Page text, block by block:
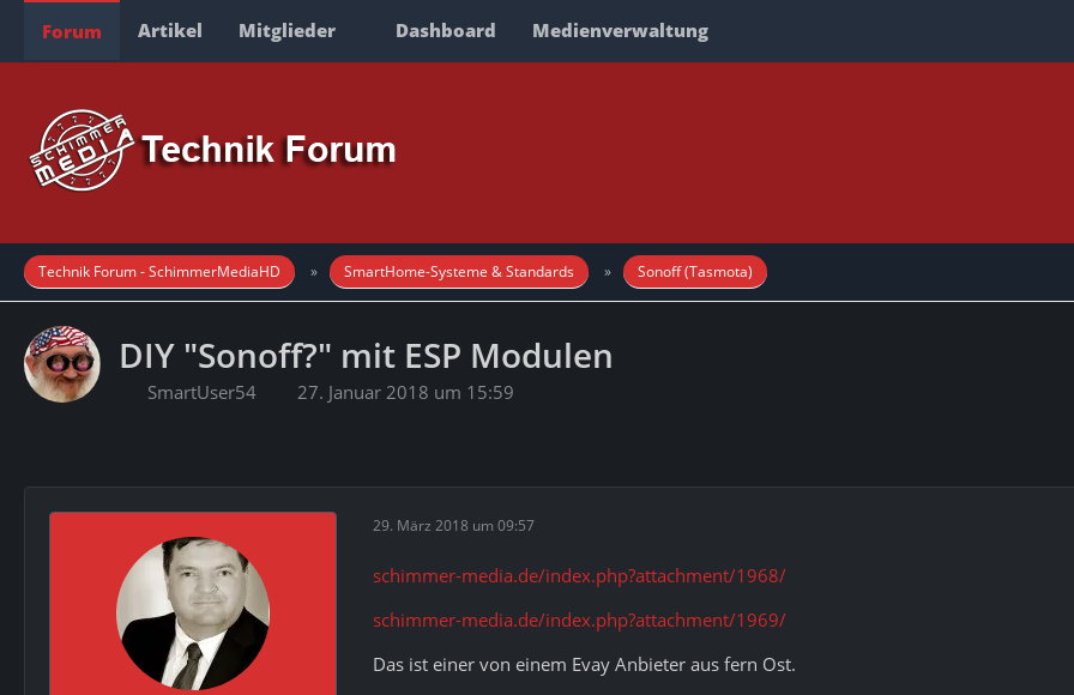
Forum Artikel Mitglieder Dashboard Medienverwaltung
Technik Forum - SchimmerMediaHD SmartHome-Systeme & Standards Sonoff (Tasmota)
DIY "Sonoff?" mit ESP Modulen
SmartUser54 27. Januar 2018 um 15:59
29. März 2018 um 09:57
schimmer-media.de/index.php?attachment/1968/
schimmer-media.de/index.php?attachment/1969/
Das ist einer von einem Evay Anbieter aus fern Ost.